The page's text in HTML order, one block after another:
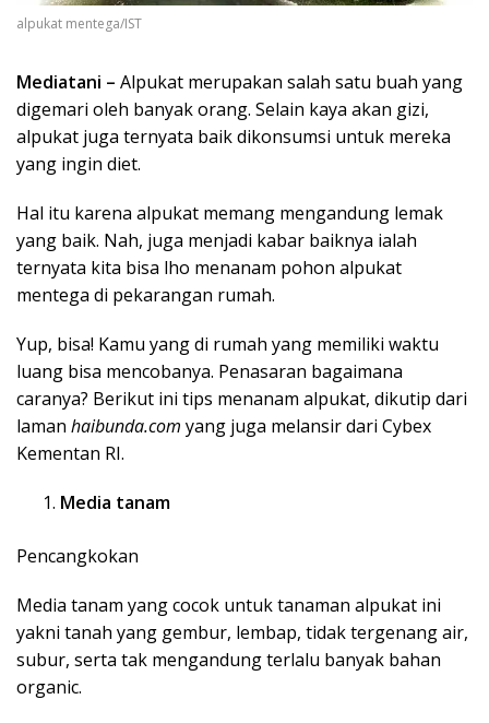
alpukat mentega/IST
Mediatani – Alpukat merupakan salah satu buah yang
digemari oleh banyak orang. Selain kaya akan gizi,
alpukat juga ternyata baik dikonsumsi untuk mereka
yang ingin diet.
Hal itu karena alpukat memang mengandung lemak
yang baik. Nah, juga menjadi kabar baiknya ialah
ternyata kita bisa lho menanam pohon alpukat
mentega di pekarangan rumah.
Yup, bisa! Kamu yang di rumah yang memiliki waktu
luang bisa mencobanya. Penasaran bagaimana
caranya? Berikut ini tips menanam alpukat, dikutip dari
laman haibunda.com yang juga melansir dari Cybex
Kementan RI.
Media tanam
Pencangkokan
Media tanam yang cocok untuk tanaman alpukat ini
yakni tanah yang gembur, lembap, tidak tergenang air,
subur, serta tak mengandung terlalu banyak bahan
organic.